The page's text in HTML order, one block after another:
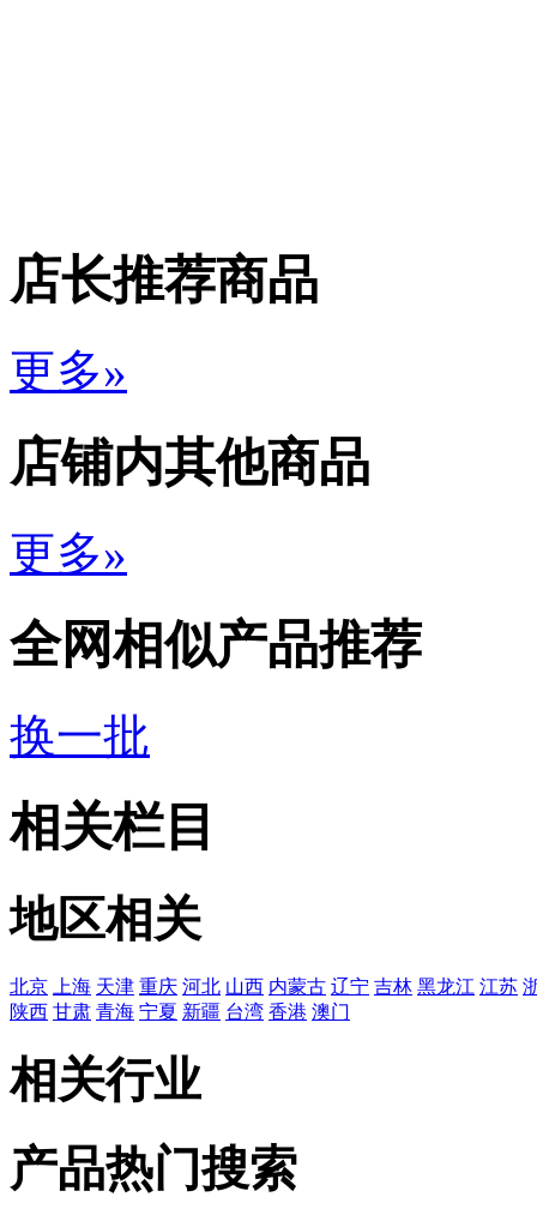
店长推荐商品
更多»
店铺内其他商品
更多»
全网相似产品推荐
换一批
相关栏目
地区相关
北京 上海 天津 重庆 河北 山西 内蒙古 辽宁 吉林 黑龙江 江苏
陕西 甘肃 青海 宁夏 新疆 台湾 香港 澳门
相关行业
产品热门搜索